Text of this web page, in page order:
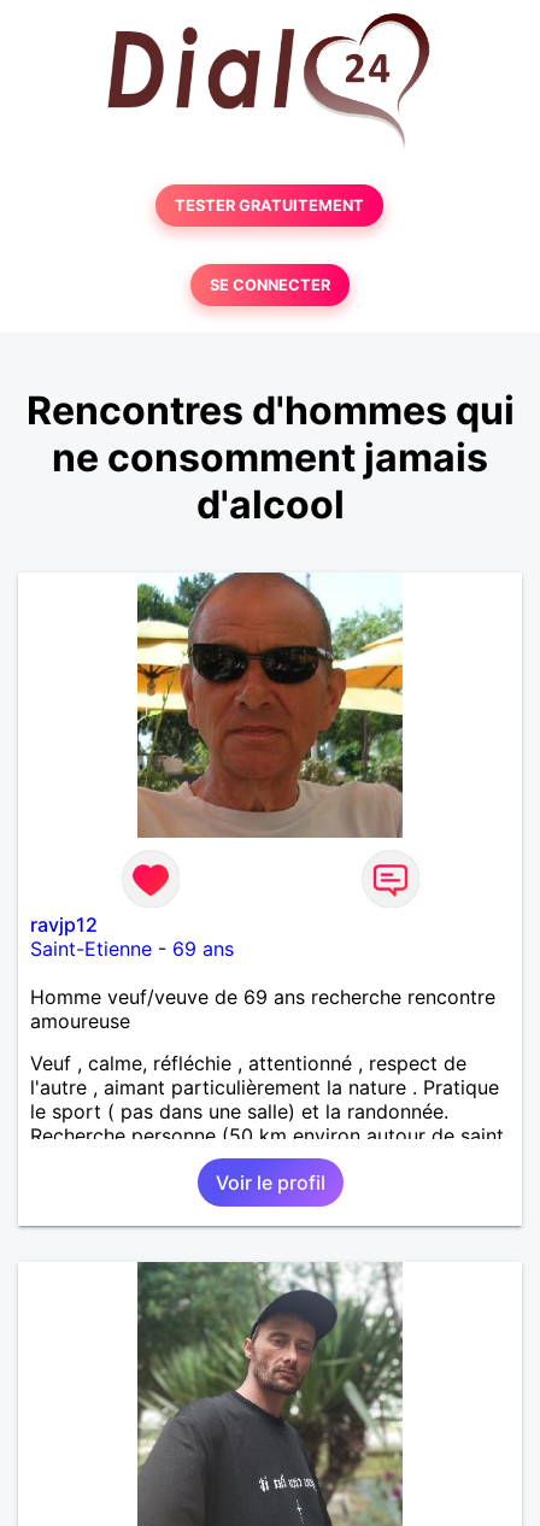
TESTER GRATUITEMENT
SE CONNECTER
Rencontres d'hommes qui
ne consomment jamais
d'alcool
ravjp12
Saint-Etienne - 69 ans
Homme veuf/veuve de 69 ans recherche rencontre
amoureuse
Veuf , calme, réfléchie , attentionné , respect de
l'autre , aimant particulièrement la nature . Pratique
le sport ( pas dans une salle) et la randonnée.
Recherche personne (50 km environ autour de saint
étienne) pour finir le reste de ma vie , sereinement ,
en parfaite harmonie et confiance.
Voir le profil